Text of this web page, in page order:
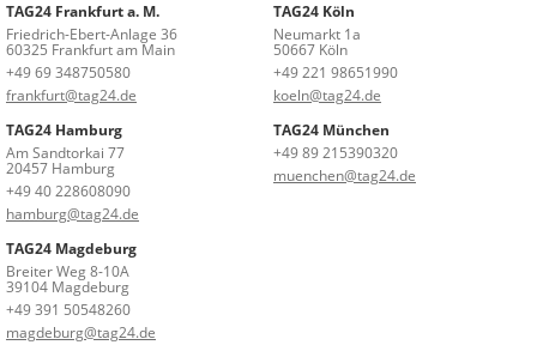
TAG24 Frankfurt a. M.
Friedrich-Ebert-Anlage 36
60325 Frankfurt am Main
+49 69 348750580
frankfurt@tag24.de
TAG24 Köln
Neumarkt 1a
50667 Köln
+49 221 98651990
koeln@tag24.de
TAG24 Hamburg
Am Sandtorkai 77
20457 Hamburg
+49 40 228608090
hamburg@tag24.de
TAG24 München
+49 89 215390320
muenchen@tag24.de
TAG24 Magdeburg
Breiter Weg 8-10A
39104 Magdeburg
+49 391 50548260
magdeburg@tag24.de